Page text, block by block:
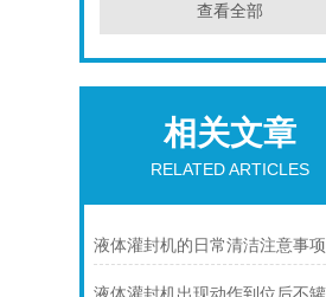
查看全部
相关文章
RELATED ARTICLES
液体灌封机的日常清洁注意事项